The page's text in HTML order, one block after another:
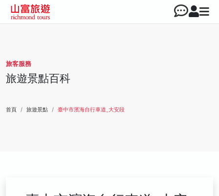
旅客服務
旅遊景點百科
首頁 旅遊景點 臺中市濱海自行車道ˍ大安段